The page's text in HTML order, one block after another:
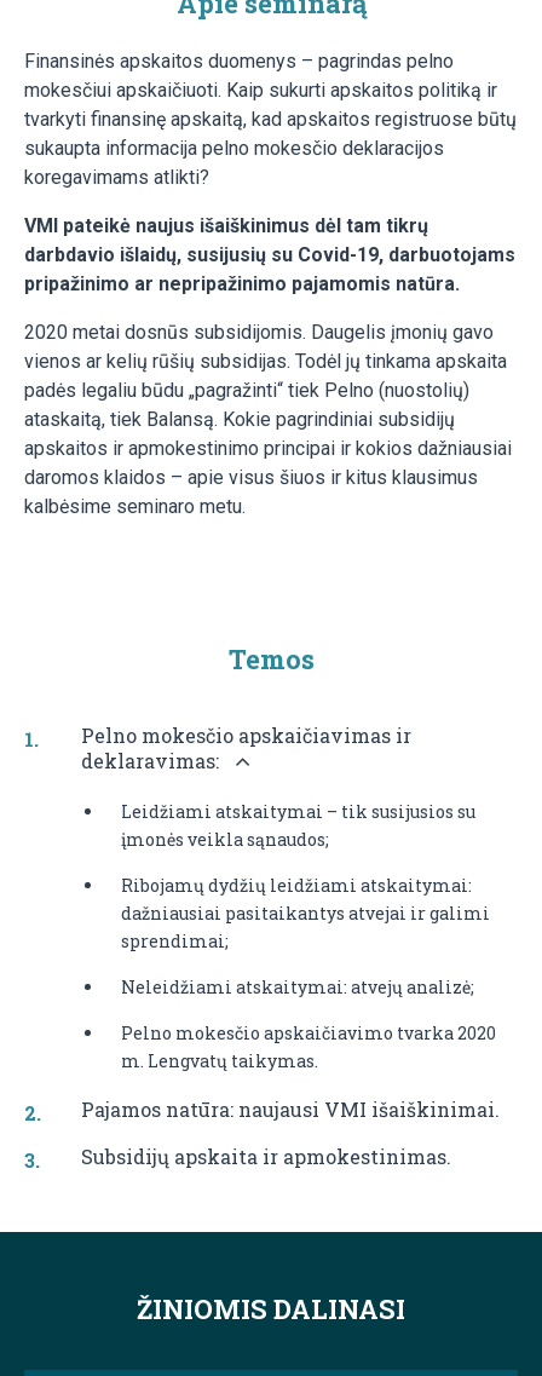
Finansinės apskaitos duomenys – pagrindas pelno
mokesčiui apskaičiuoti. Kaip sukurti apskaitos politiką ir
tvarkyti finansinę apskaitą, kad apskaitos registruose būtų
sukaupta informacija pelno mokesčio deklaracijos
koregavimams atlikti?
VMI pateikė naujus išaiškinimus dėl tam tikrų
darbdavio išlaidų, susijusių su Covid-19, darbuotojams
pripažinimo ar nepripažinimo pajamomis natūra.
2020 metai dosnūs subsidijomis. Daugelis įmonių gavo
vienos ar kelių rūšių subsidijas. Todėl jų tinkama apskaita
padės legaliu būdu „pagražinti“ tiek Pelno (nuostolių)
ataskaitą, tiek Balansą. Kokie pagrindiniai subsidijų
apskaitos ir apmokestinimo principai ir kokios dažniausiai
daromos klaidos – apie visus šiuos ir kitus klausimus
kalbėsime seminaro metu.
Temos
Pelno mokesčio apskaičiavimas ir
deklaravimas:
Leidžiami atskaitymai – tik susijusios su
įmonės veikla sąnaudos;
Ribojamų dydžių leidžiami atskaitymai:
dažniausiai pasitaikantys atvejai ir galimi
sprendimai;
Neleidžiami atskaitymai: atvejų analizė;
Pelno mokesčio apskaičiavimo tvarka 2020
m. Lengvatų taikymas.
Pajamos natūra: naujausi VMI išaiškinimai.
Subsidijų apskaita ir apmokestinimas.
ŽINIOMIS DALINASI